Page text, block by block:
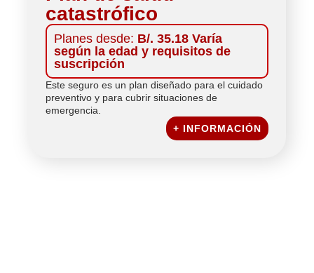
catastrófico
Planes desde: B/. 35.18 Varía
según la edad y requisitos de
suscripción
Este seguro es un plan diseñado para el cuidado
preventivo y para cubrir situaciones de
emergencia.
+ INFORMACIÓN